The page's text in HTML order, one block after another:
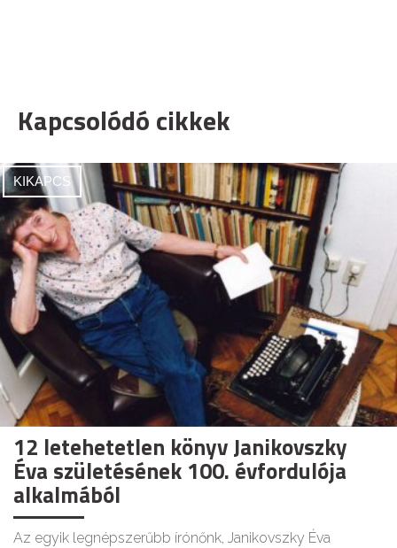
Kapcsolódó cikkek
KIKAPCS
12 letehetetlen könyv Janikovszky
Éva születésének 100. évfordulója
alkalmából
Az egyik legnépszerűbb írónőnk, Janikovszky Éva